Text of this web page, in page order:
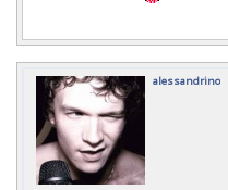
alessandrino